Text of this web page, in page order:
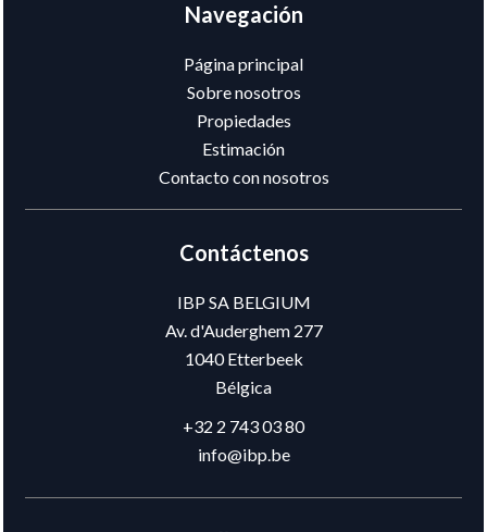
Navegación
Página principal
Sobre nosotros
Propiedades
Estimación
Contacto con nosotros
Contáctenos
IBP SA BELGIUM
Av. d'Auderghem 277
1040Etterbeek
Bélgica
+32 2 743 03 80
info@ibp.be